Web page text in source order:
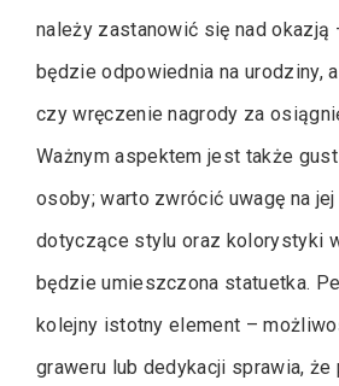
należy zastanowić się nad okazją
będzie odpowiednia na urodziny,
czy wręczenie nagrody za
Ważnym aspektem jest także
osoby; warto zwrócić uwagę na
dotyczące stylu oraz kolorystyki
będzie umieszczona statuetka.
kolejny istotny element –
graweru lub dedykacji sprawia, że